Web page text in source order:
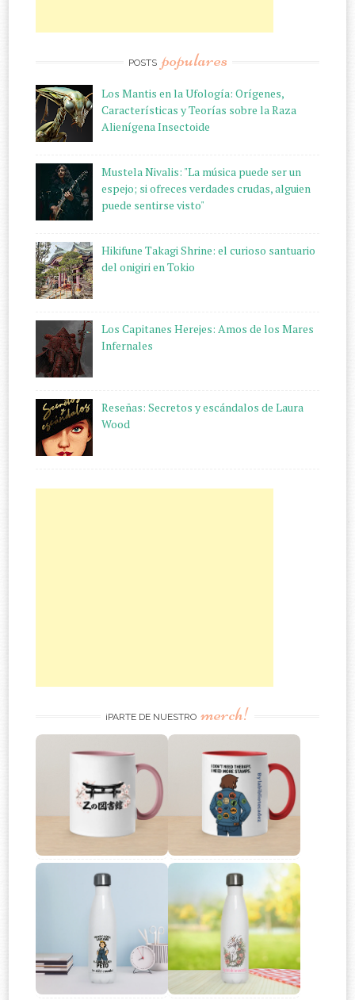
POSTS populares
Los Mantis en la Ufología: Orígenes,
Características y Teorías sobre la Raza
Alienígena Insectoide
Mustela Nivalis: "La música puede ser un
espejo; si ofreces verdades crudas, alguien
puede sentirse visto"
Hikifune Takagi Shrine: el curioso santuario
del onigiri en Tokio
Los Capitanes Herejes: Amos de los Mares
Infernales
Reseñas: Secretos y escándalos de Laura
Wood
¡PARTE DE NUESTRO merch!